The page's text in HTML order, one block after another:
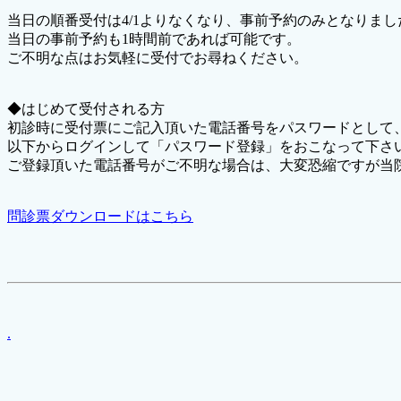
当日の順番受付は4/1よりなくなり、事前予約のみとなりまし
当日の事前予約も1時間前であれば可能です。
ご不明な点はお気軽に受付でお尋ねください。
◆はじめて受付される方
初診時に受付票にご記入頂いた電話番号をパスワードとして
以下からログインして「パスワード登録」をおこなって下さ
ご登録頂いた電話番号がご不明な場合は、大変恐縮ですが当
問診票ダウンロードはこちら
.